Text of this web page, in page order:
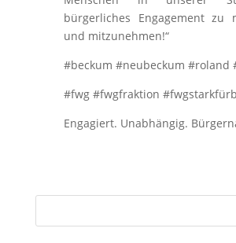
bürgerliches Engagement zu
und mitzunehmen!“
#beckum #neubeckum #roland
#fwg #fwgfraktion
Engagiert. Unabhängig.